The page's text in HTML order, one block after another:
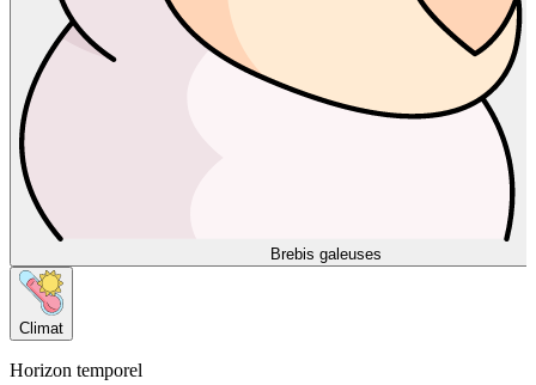
Brebis galeuses
Climat
Horizon temporel